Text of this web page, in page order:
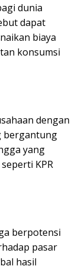
dunia
dapat
biaya
konsumsi
dengan
bergantung
yang
KPR
berpotensi
pasar
hasil